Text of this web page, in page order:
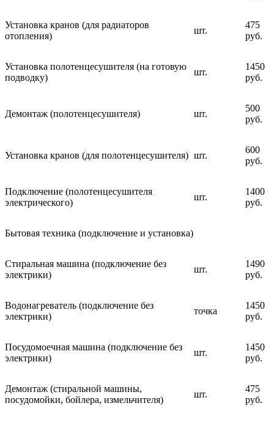
Установка кранов (для радиаторов
отопления)
шт.
475
руб.
Установка полотенцесушителя (на готовую
подводку)
шт.
1450
руб.
Демонтаж (полотенцесушителя) шт.
500
руб.
Установка кранов (для полотенцесушителя) шт.
600
руб.
Подключение (полотенцесушителя
электрического)
шт.
1400
руб.
Бытовая техника (подключение и установка)
Стиральная машина (подключение без
электрики)
шт.
1490
руб.
Водонагреватель (подключение без
электрики)
точка
1450
руб.
Посудомоечная машина (подключение без
электрики)
шт.
1450
руб.
Демонтаж (стиральной машины,
посудомойки, бойлера, измельчителя)
шт.
475
руб.